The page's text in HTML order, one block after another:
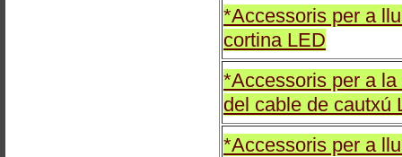
*Accessoris per a
cortina LED
*Accessoris per a la
del cable de cautxú
*Accessoris per a